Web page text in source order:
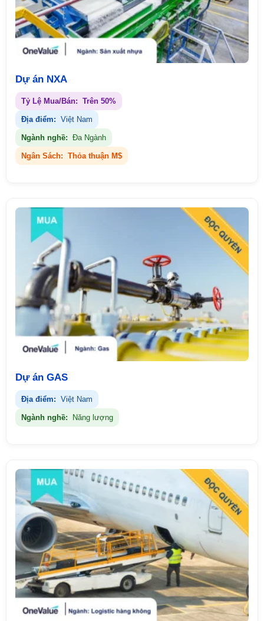
Dự án NXA
Tỷ Lệ Mua/Bán: Trên 50%
Địa điểm: Việt Nam
Ngành nghề: Đa Ngành
Ngân Sách: Thỏa thuận M$
Dự án GAS
Địa điểm: Việt Nam
Ngành nghề: Năng lượng